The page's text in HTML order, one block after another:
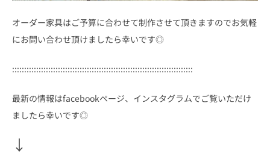
オーダー家具はご予算に合わせて制作させて頂きますのでお気軽
にお問い合わせ頂けましたら幸いです◎
:::::::::::::::::::::::::::::::::::::::::::::::::::::::::::::::::::::::::::
最新の情報はfacebookページ、インスタグラムでご覧いただけ
ましたら幸いです◎
↓